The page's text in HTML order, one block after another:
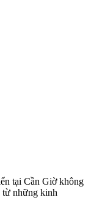
tại Cần Giờ không
từ những kinh